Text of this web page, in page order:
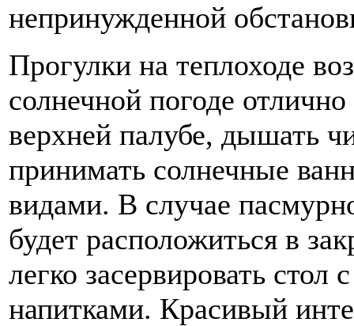
непринужденной
Прогулки на теплоходе
солнечной погоде
верхней палубе, дышать
принимать солнечные
видами. В случае
будет расположиться в
легко засервировать
напитками. Красивый